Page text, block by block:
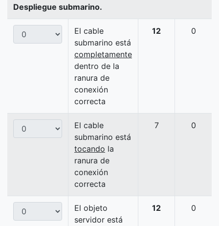
Despliegue submarino.
El cable
submarino está
completamente
dentro de la
ranura de
conexión
correcta
12 0
El cable
submarino está
tocando la
ranura de
conexión
correcta
7 0
El objeto
servidor está
12 0